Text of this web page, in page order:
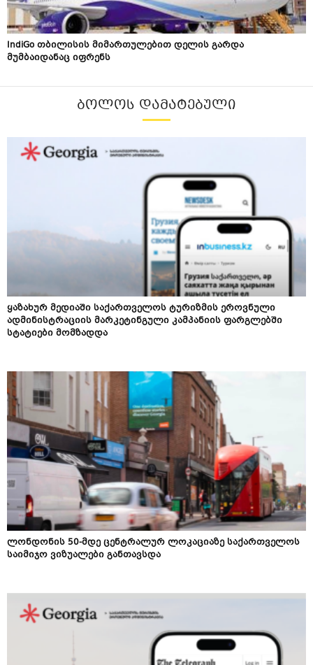
IndiGo თბილისის მიმართულებით დელის გარდა
მუმბაიდანაც იფრენს
ᲑᲝᲚᲝᲡ ᲓᲐᲛᲐᲢᲔᲑᲣᲚᲘ
ყაზახურ მედიაში საქართველოს ტურიზმის ეროვნული
ადმინისტრაციის მარკეტინგული კამპანიის ფარგლებში
სტატიები მომზადდა
ლონდონის 50-მდე ცენტრალურ ლოკაციაზე საქართველოს
საიმიჯო ვიზუალები განთავსდა